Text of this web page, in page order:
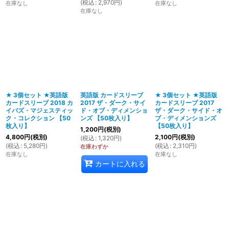
在庫なし (税込 : 2,970円)
在庫なし
在庫なし
★ 3個セット ★英語版
カードスリーブ 2018 カ
イバズ・マジェスティッ
ク・コレクション 【50
枚入り】
4,800円(税別)
(税込 : 5,280円)
在庫なし
英語版 カードスリーブ
2017 ザ・ダーク・サイ
ド・オブ・ディメンショ
ンズ 【50枚入り】
1,200円(税別)
(税込 : 1,320円)
在庫わずか
カートに入れる
★ 3個セット ★英語版
カードスリーブ 2017
ザ・ダーク・サイド・オ
ブ・ディメンションズ
【50枚入り】
2,100円(税別)
(税込 : 2,310円)
在庫なし